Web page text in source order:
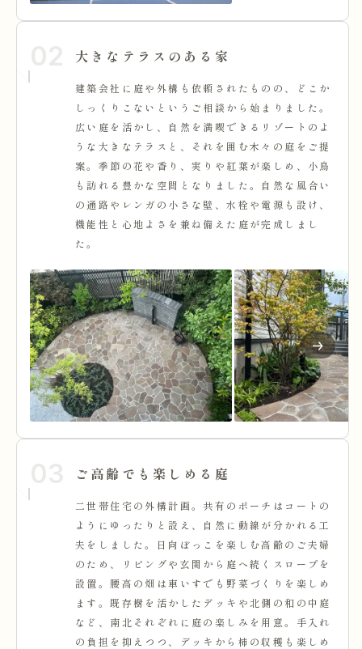
大きなテラスのある家
建築会社に庭や外構も依頼されたものの、どこか
しっくりこないというご相談から始まりました。
広い庭を活かし、自然を満喫できるリゾートのよ
うな大きなテラスと、それを囲む木々の庭をご提
案。季節の花や香り、実りや紅葉が楽しめ、小鳥
も訪れる豊かな空間となりました。自然な風合い
の通路やレンガの小さな壁、水栓や電源も設け、
機能性と心地よさを兼ね備えた庭が完成しまし
た。
ご高齢でも楽しめる庭
二世帯住宅の外構計画。共有のポーチはコートの
ようにゆったりと設え、自然に動線が分かれる工
夫をしました。日向ぼっこを楽しむ高齢のご夫婦
のため、リビングや玄関から庭へ続くスロープを
設置。腰高の畑は車いすでも野菜づくりを楽しめ
ます。既存樹を活かしたデッキや北側の和の中庭
など、南北それぞれに庭の楽しみを用意。手入れ
の負担を抑えつつ、デッキから柿の収穫も楽しめ